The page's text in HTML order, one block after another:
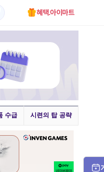
혜택.아이마트
수급 시련의 탑 공략